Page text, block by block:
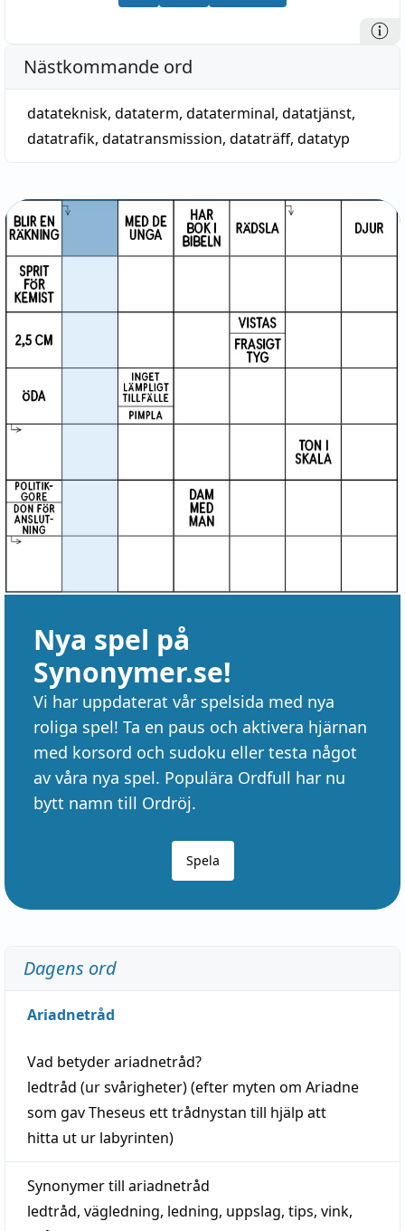
Nästkommande ord
datateknisk, dataterm, dataterminal, datatjänst,
datatrafik, datatransmission, dataträff, datatyp
Nya spel på
Synonymer.se!
Vi har uppdaterat vår spelsida med nya
roliga spel! Ta en paus och aktivera hjärnan
med korsord och sudoku eller testa något
av våra nya spel. Populära Ordfull har nu
bytt namn till Ordröj.
Spela
Dagens ord
Ariadnetråd
Vad betyderariadnetråd?
ledtråd (ur svårigheter) (efter myten om Ariadne
som gav Theseus ett trådnystan till hjälp att
hitta ut ur labyrinten)
Synonymer till ariadnetråd
ledtråd, vägledning, ledning, uppslag, tips, vink,